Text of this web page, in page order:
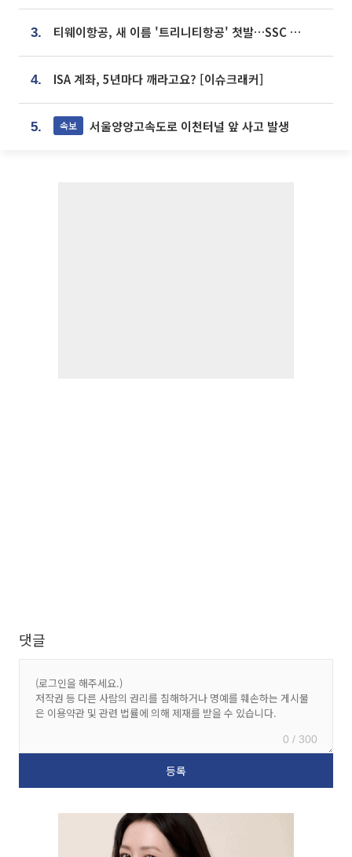
3. 티웨이항공, 새 이름 '트리니티항공' 첫발…SSC 전략 본격화
4. ISA 계좌, 5년마다 깨라고요? [이슈크래커]
5. 속보 서울양양고속도로 이천터널 앞 사고 발생
댓글
0 / 300